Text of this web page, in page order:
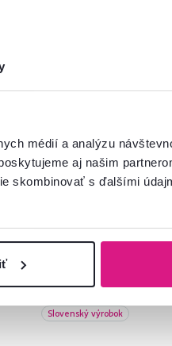
médií a analýzu
aj našim
skombinovať s ďalšími
Slovenský výrobok